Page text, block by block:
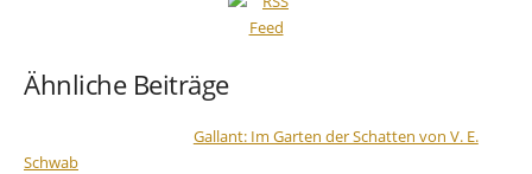
Ähnliche Beiträge
Gallant: Im Garten der Schatten von V. E.
Schwab